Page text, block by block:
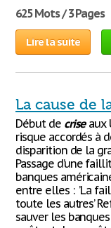
625 Mots / 3 Pages
Lire la suite
La cause de
Début de criseaux
risque accordés à
disparition de la
Passage d’une
banques
entre elles : ’La
toute les autres’
sauver les